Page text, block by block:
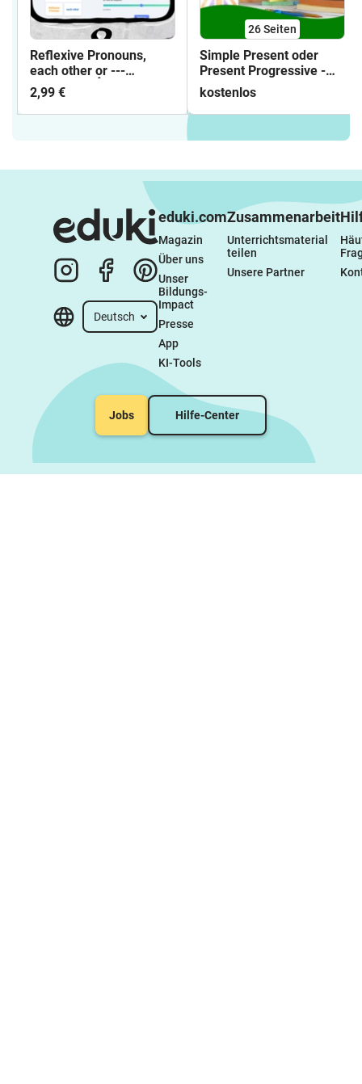
Reflexive Pronouns,
each other or ---
Interactive 👆
2,99 €
26Seiten
Simple Present oder
Present Progressive -
Arbeitsblätter mit
Lösungen
kostenlos
Deutsch
eduki.com
Magazin
Über uns
Unser
Bildungs-
Impact
Presse
App
KI-Tools
Zusammenarbeit
Unterrichtsmaterial
teilen
Unsere Partner
Jobs Hilfe-Center